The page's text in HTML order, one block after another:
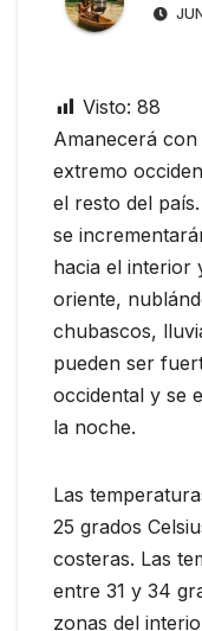
Visto: 88
Amanecerá
extremo
el resto del
se
hacia el interior
oriente,
chubascos,
pueden ser
occidental y se
la noche.
Las
25 grados
costeras. Las
entre 31 y 34
zonas del